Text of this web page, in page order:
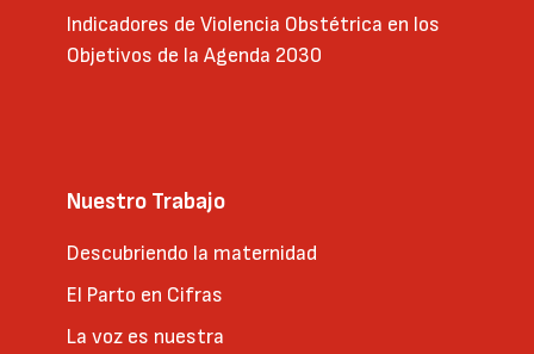
Indicadores de Violencia Obstétrica en los
Objetivos de la Agenda 2030
Nuestro Trabajo
Descubriendo la maternidad
El Parto en Cifras
La voz es nuestra